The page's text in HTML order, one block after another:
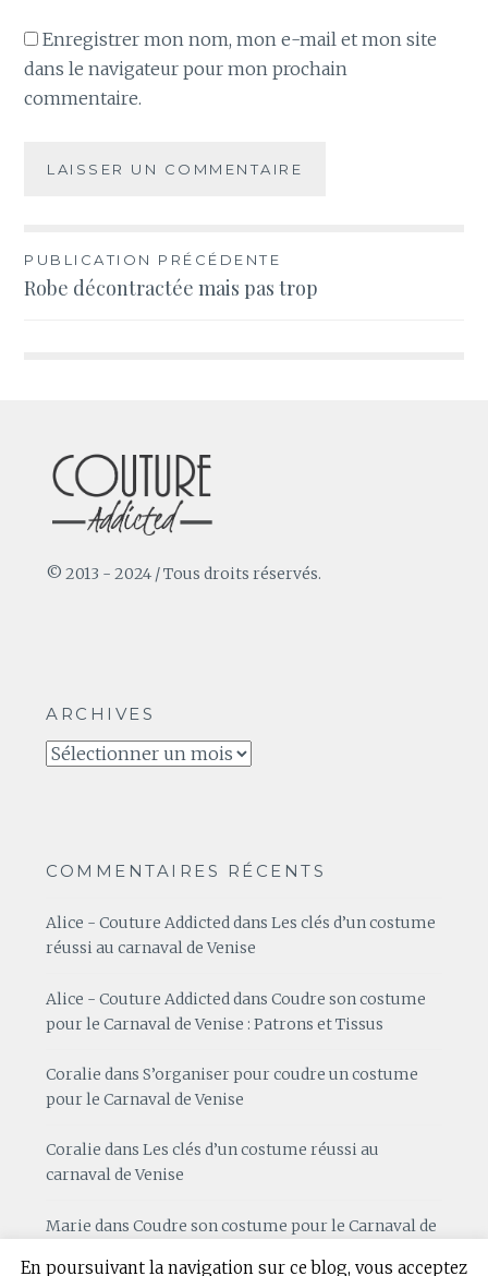
Enregistrer mon nom, mon e-mail et mon site
dans le navigateur pour mon prochain
commentaire.
Navigation
de
PUBLICATION PRÉCÉDENTE
Robe décontractée mais pas trop
© 2013 - 2024 / Tous droits réservés.
ARCHIVES
Archives
COMMENTAIRES RÉCENTS
Alice - Couture AddicteddansLes clés d’un costume
réussi au carnaval de Venise
Alice - Couture Addicted dansCoudre son costume
pour le Carnaval de Venise : Patrons et Tissus
Coralie dansS’organiser pour coudre un costume
pour le Carnaval de Venise
Coralie dansLes clés d’un costume réussi au
carnaval de Venise
Marie dansCoudre son costume pour le Carnaval de
En poursuivant la navigation sur ce blog, vous acceptez